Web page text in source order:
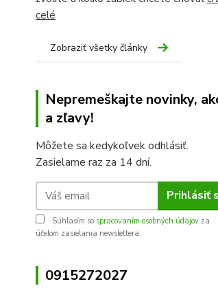
celé
Zobraziť všetky články
Nepremeškajte novinky,
a zľavy!
Môžete sa kedykoľvek odhlásiť.
Zasielame raz za 14 dní.
Prihlásiť
Súhlasím so spracovaním osobných údajov za
účelom zasielania newslettera.
0915272027